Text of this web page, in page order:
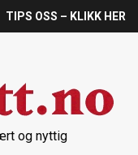
TIPS OSS – KLIKK HER
og nyttig